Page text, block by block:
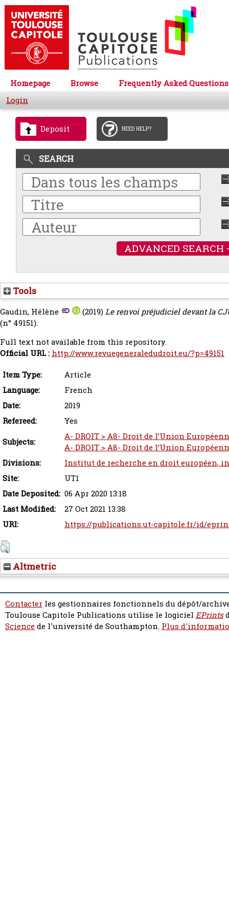
Homepage Browse
Frequently Asked Questions
Login
Deposit NEED HELP?
SEARCH
ADVANCED SEARCH
Tools
Gaudin, Hélène (2019)Le renvoi préjudiciel devant la
(n° 49151).
Full text not available from this repository.
Official URL : http://www.revuegeneraledudroit.eu/?p=49151
Item Type:
Article
Language:
French
Date:
2019
Refereed:
Yes
Subjects:
A- DROIT > A8- Droit de l’Union
A- DROIT > A8- Droit de l’Union
Divisions:
Institut de recherche en droit européen,
Site:
UT1
Date Deposited: 06 Apr 2020 13:18
Last Modified:
27 Oct 2021 13:38
URI:
https://publications.ut-capitole.fr/id/
Altmetric
Contacter les gestionnaires fonctionnels du dépôt/
Toulouse Capitole Publications utilise le logiciel EPrints
Sciencede l'université de Southampton. Plus